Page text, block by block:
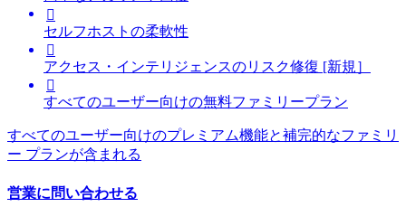

セルフホストの柔軟性

アクセス・インテリジェンスのリスク修復 [新規］

すべてのユーザー向けの無料ファミリープラン
すべてのユーザー向けのプレミアム機能と補完的なファミリ
ー プランが含まれる
営業に問い合わせる